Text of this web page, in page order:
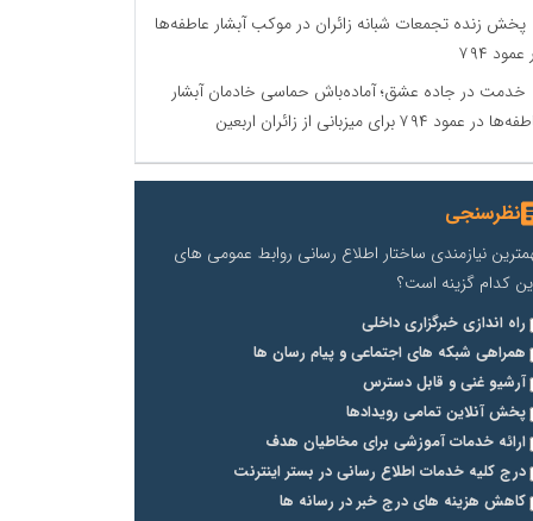
پخش زنده تجمعات شبانه زائران در موکب آبشار عاطفه‌ها
۷۹۴
خدمت در جاده عشق؛ آماده‌باش حماسی خادمان آبشار
در عمود ۷۹۴ برای میزبانی از زائران اربعین
نظرسنجی
نیازمندی ساختار اطلاع رسانی روابط عمومی های
کدام گزینه است؟
راه اندازی خبرگزاری داخلی
همراهی شبکه های اجتماعی و پیام رسان ها
آرشیو غنی و قابل دسترس
پخش آنلاین تمامی رویدادها
ارائه خدمات آموزشی برای مخاطیان هدف
درج کلیه خدمات اطلاع رسانی در بستر اینترنت
کاهش هزینه های درج خبر در رسانه ها